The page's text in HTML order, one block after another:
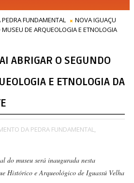
FUNDAMENTAL
NOVA IGUAÇU
DE ARQUEOLOGIA E ETNOLOGIA
ABRIGAR O SEGUNDO
E ETNOLOGIA DA
DA PEDRA FUNDAMENTAL,
do museu será inaugurada nesta
Histórico e Arqueológico de Iguassú Velha